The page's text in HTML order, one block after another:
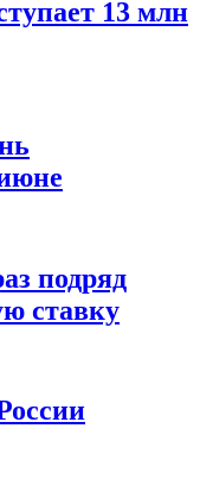
13 млн
подряд
ставку